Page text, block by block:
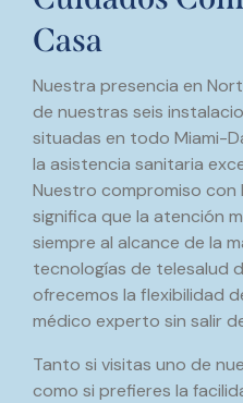
Casa
Nuestra presencia en
de nuestras seis
situadas en todo Miami-
la asistencia sanitaria
Nuestro compromiso con
significa que la atención
siempre al alcance de la
tecnologías de telesalud
ofrecemos la flexibilidad
médico experto sin salir
Tanto si visitas uno de
como si prefieres la